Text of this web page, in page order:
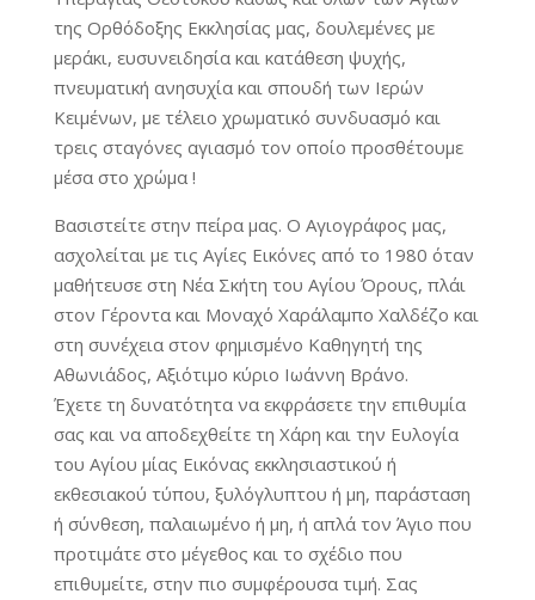
της Ορθόδοξης Εκκλησίας μας, δουλεμένες με
μεράκι, ευσυνειδησία και κατάθεση ψυχής,
πνευματική ανησυχία και σπουδή των Ιερών
Κειμένων, με τέλειο χρωματικό συνδυασμό και
τρεις σταγόνες αγιασμό τον οποίο προσθέτουμε
μέσα στο χρώμα !
Βασιστείτε στην πείρα μας. Ο Αγιογράφος μας,
ασχολείται με τις Αγίες Εικόνες από το 1980 όταν
μαθήτευσε στη Νέα Σκήτη του Αγίου Όρους, πλάι
στον Γέροντα και Μοναχό Χαράλαμπο Χαλδέζο και
στη συνέχεια στον φημισμένο Καθηγητή της
Αθωνιάδος, Αξιότιμο κύριο Ιωάννη Βράνο.
Έχετε τη δυνατότητα να εκφράσετε την επιθυμία
σας και να αποδεχθείτε τη Χάρη και την Ευλογία
του Αγίου μίας Εικόνας εκκλησιαστικού ή
εκθεσιακού τύπου, ξυλόγλυπτου ή μη, παράσταση
ή σύνθεση, παλαιωμένο ή μη, ή απλά τον Άγιο που
προτιμάτε στο μέγεθος και το σχέδιο που
επιθυμείτε, στην πιο συμφέρουσα τιμή. Σας